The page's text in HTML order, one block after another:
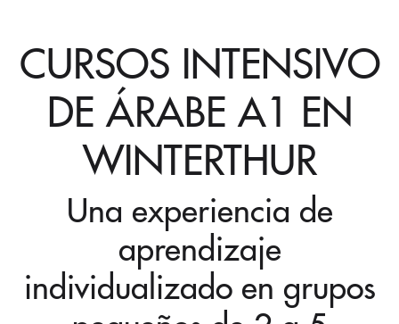
CURSOS INTENSIVO
DE ÁRABE A1 EN
WINTERTHUR
Una experiencia de
aprendizaje
individualizado en grupos